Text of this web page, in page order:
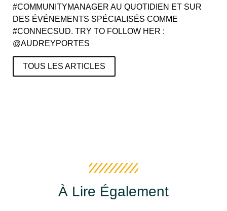
#COMMUNITYMANAGER AU QUOTIDIEN ET SUR
DES ÉVÉNEMENTS SPÉCIALISÉS COMME
#CONNECSUD. TRY TO FOLLOW HER :
@AUDREYPORTES
TOUS LES ARTICLES
À Lire Également